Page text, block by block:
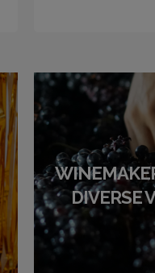
DIVERSE